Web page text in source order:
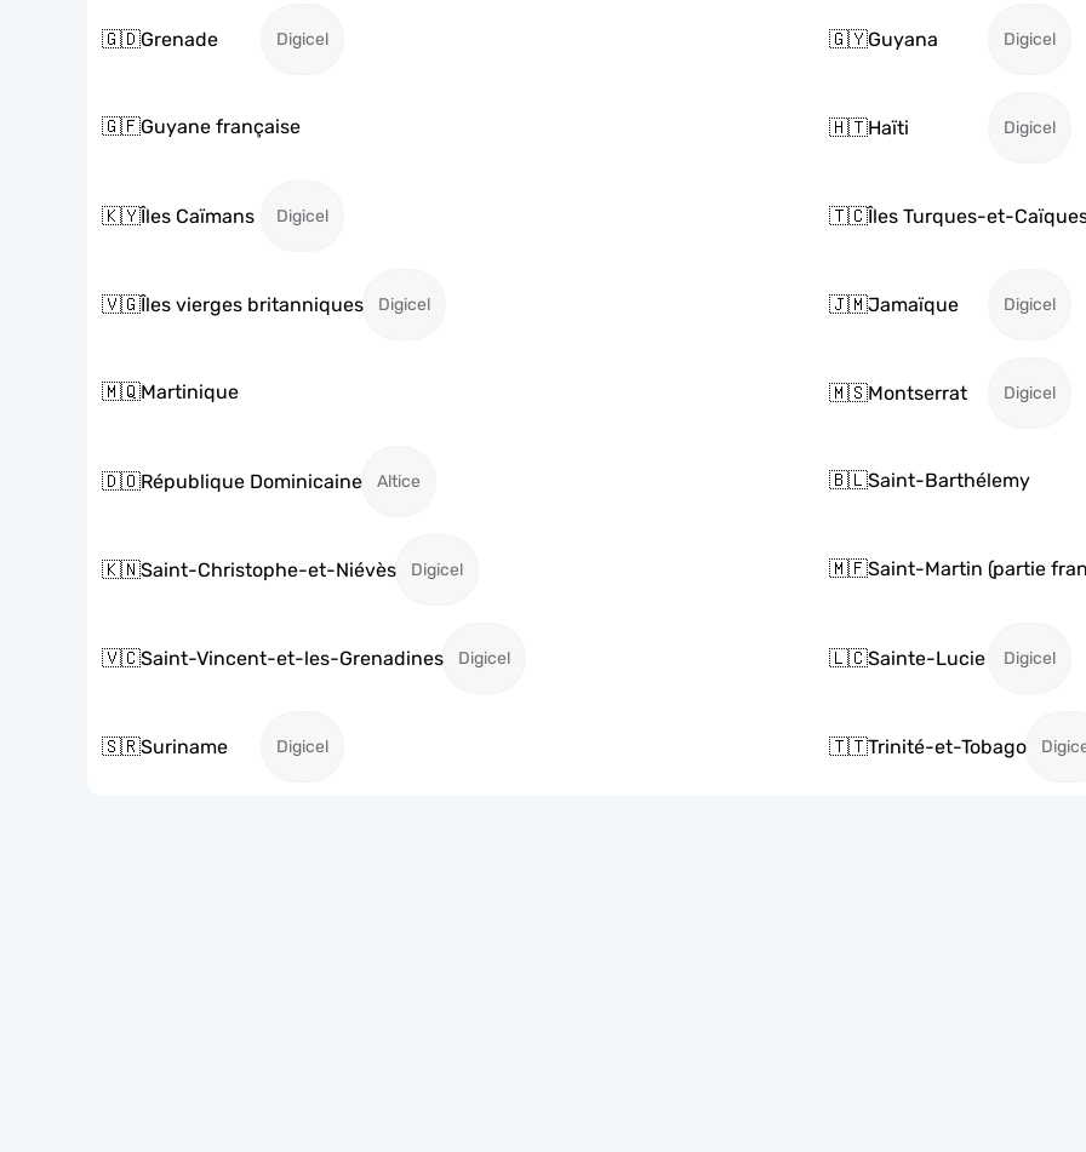
🇬🇩Grenade Digicel 🇬🇾Guyana Digicel
🇬🇫Guyane française 🇭🇹Haïti Digicel
🇰🇾Îles Caïmans Digicel 🇹🇨Îles Turques-et-
🇻🇬Îles vierges britanniques Digicel 🇯🇲Jamaïque Digicel
🇲🇶Martinique 🇲🇸Montserrat Digicel
🇩🇴République Dominicaine Altice 🇧🇱Saint-Barthélemy
🇰🇳Saint-Christophe-et-Niévès Digicel 🇲🇫Saint-Martin (partie
🇻🇨Saint-Vincent-et-les-Grenadines Digicel 🇱🇨Sainte-Lucie Digicel
🇸🇷Suriname Digicel 🇹🇹Trinité-et-Tobago